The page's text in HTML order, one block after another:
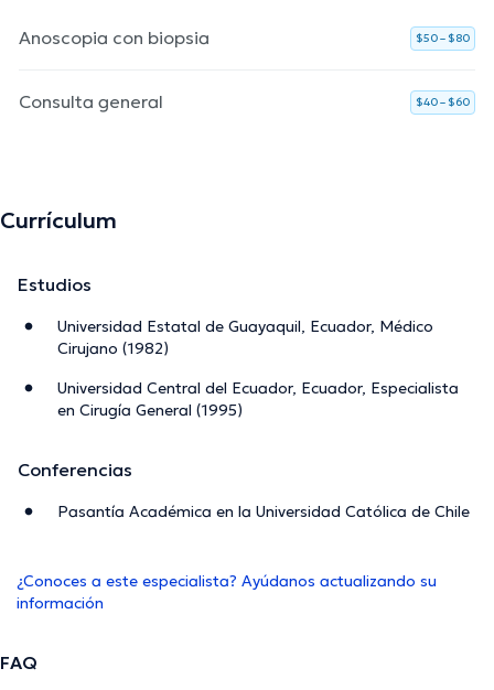
Anoscopia con biopsia $50 – $80
Consulta general $40 – $60
Currículum
Estudios
Universidad Estatal de Guayaquil, Ecuador, Médico
Cirujano (1982)
Universidad Central del Ecuador, Ecuador, Especialista
en Cirugía General (1995)
Conferencias
Pasantía Académica en la Universidad Católica de Chile
¿Conoces a este especialista? Ayúdanos actualizando su
información
FAQ